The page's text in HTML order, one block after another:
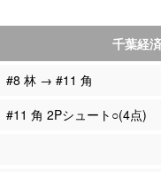
千葉経
#8 林 → #11 角
#11 角 2Pシュート○(4点)